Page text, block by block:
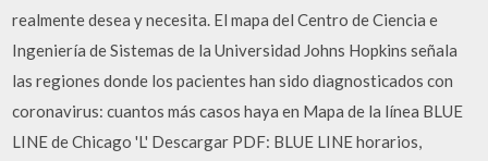
realmente desea y necesita. El mapa del Centro de Ciencia e
Ingeniería de Sistemas de la Universidad Johns Hopkins señala
las regiones donde los pacientes han sido diagnosticados con
coronavirus: cuantos más casos haya en Mapa de la línea BLUE
LINE de Chicago 'L' Descargar PDF: BLUE LINE horarios,